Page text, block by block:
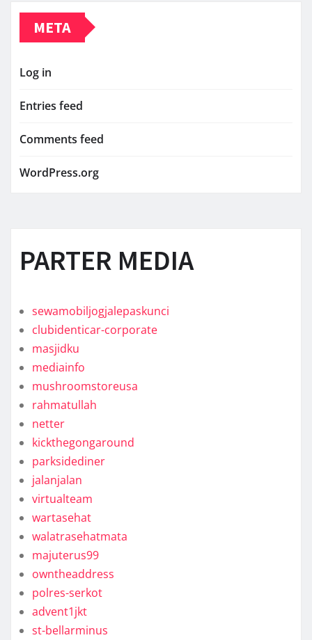
META
Log in
Entries feed
Comments feed
WordPress.org
PARTER MEDIA
sewamobiljogjalepaskunci
clubidenticar-corporate
masjidku
mediainfo
mushroomstoreusa
rahmatullah
netter
kickthegongaround
parksidediner
jalanjalan
virtualteam
wartasehat
walatrasehatmata
majuterus99
owntheaddress
polres-serkot
advent1jkt
st-bellarminus